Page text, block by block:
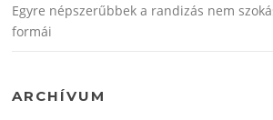
Egyre népszerűbbek a randizás nem
formái
ARCHÍVUM